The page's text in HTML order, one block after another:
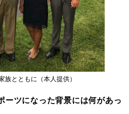
族とともに（本人提供）
ツになった背景には何があっ